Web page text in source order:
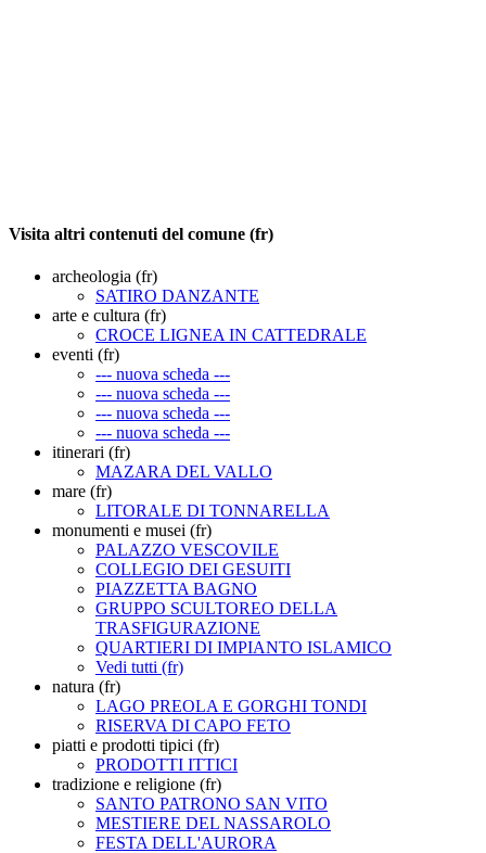
Visita altri contenuti del comune (fr)
archeologia (fr)
SATIRO DANZANTE
arte e cultura (fr)
CROCE LIGNEA IN CATTEDRALE
eventi (fr)
--- nuova scheda ---
--- nuova scheda ---
--- nuova scheda ---
--- nuova scheda ---
itinerari (fr)
MAZARA DEL VALLO
mare (fr)
LITORALE DI TONNARELLA
monumenti e musei (fr)
PALAZZO VESCOVILE
COLLEGIO DEI GESUITI
PIAZZETTA BAGNO
GRUPPO SCULTOREO DELLA
TRASFIGURAZIONE
QUARTIERI DI IMPIANTO ISLAMICO
Vedi tutti (fr)
natura (fr)
LAGO PREOLA E GORGHI TONDI
RISERVA DI CAPO FETO
piatti e prodotti tipici (fr)
PRODOTTI ITTICI
tradizione e religione (fr)
SANTO PATRONO SAN VITO
MESTIERE DEL NASSAROLO
FESTA DELL'AURORA